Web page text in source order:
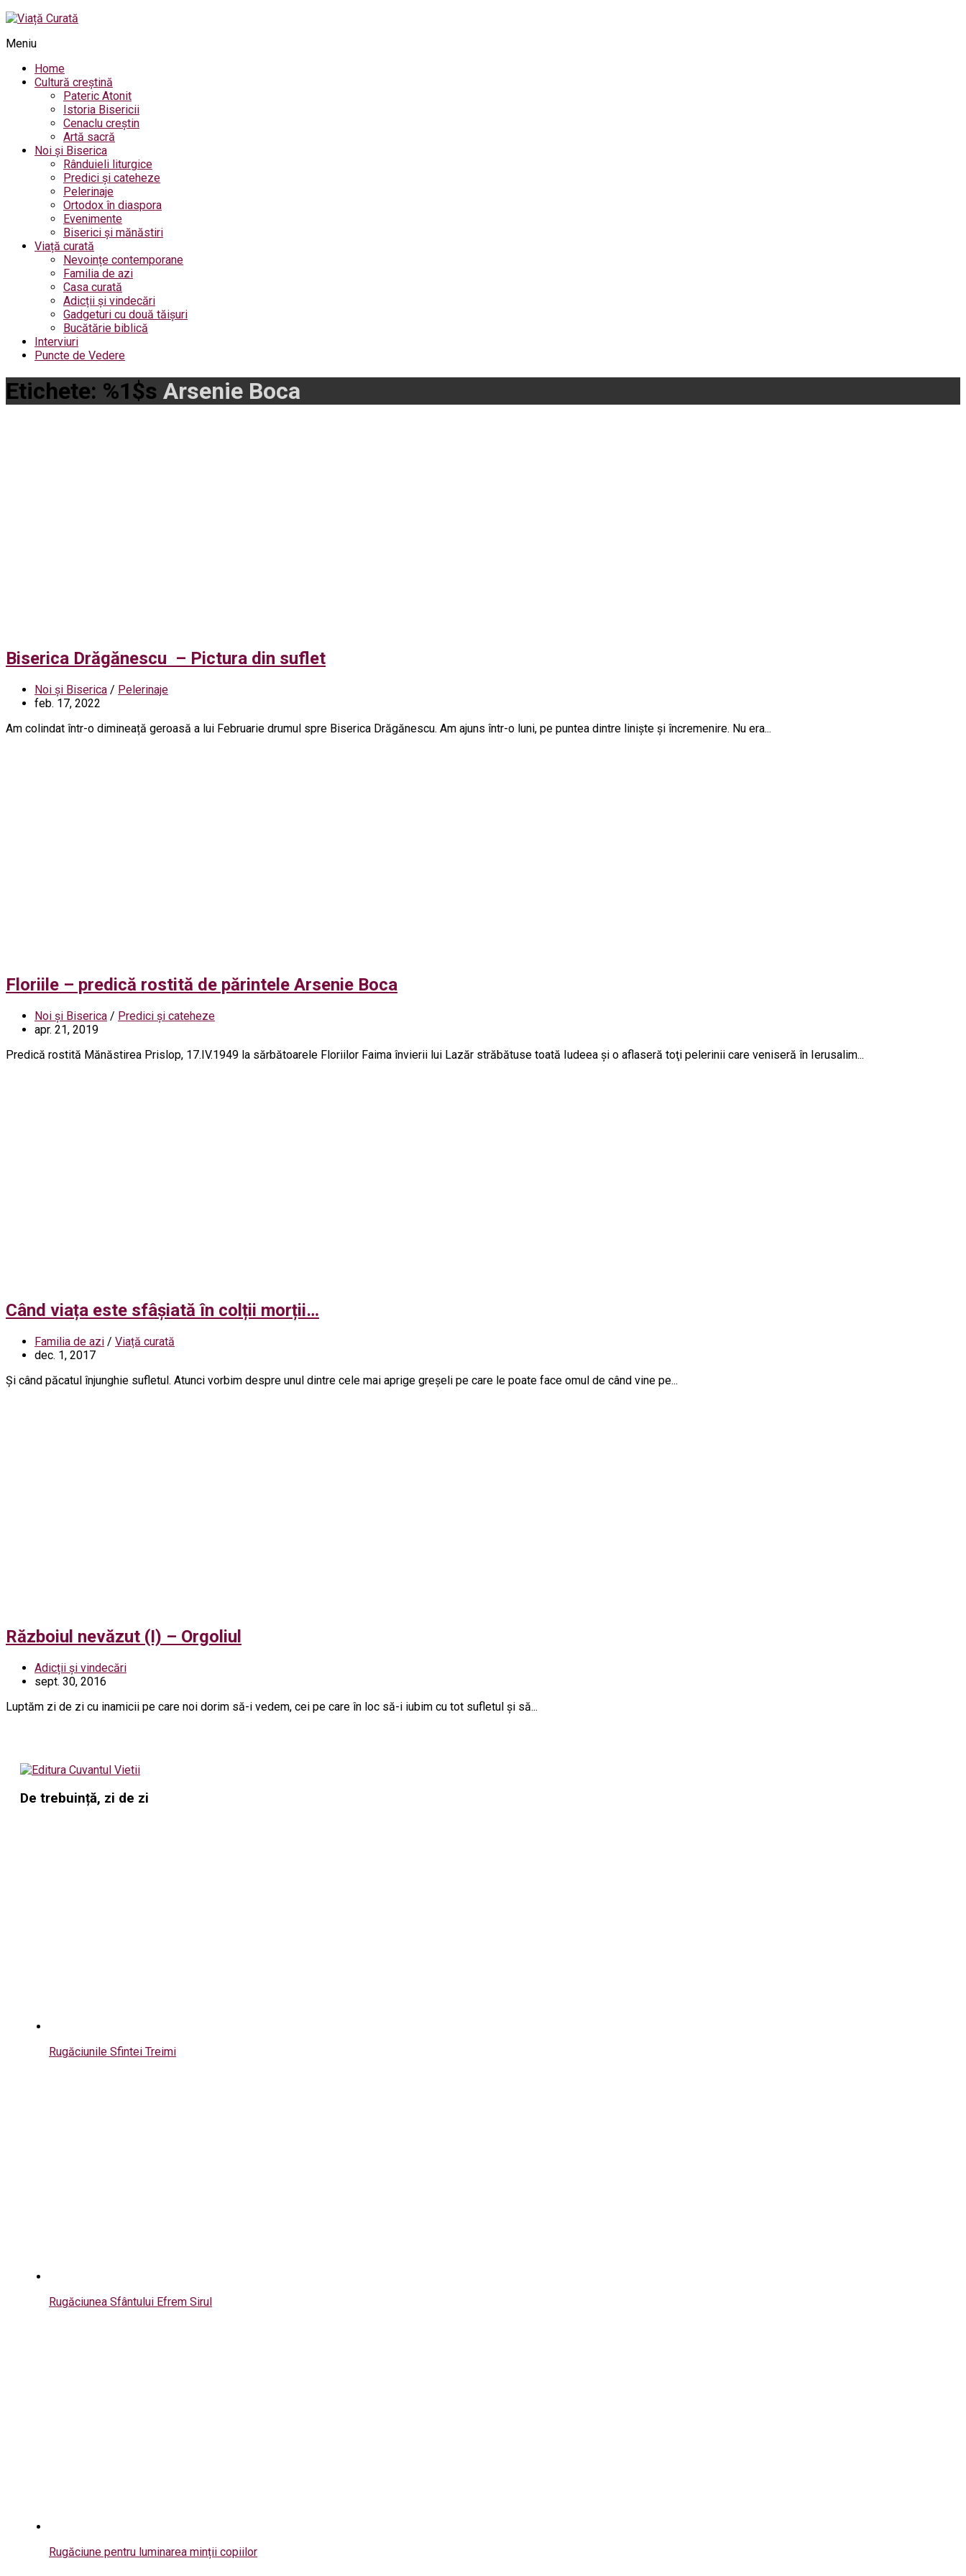
Meniu
Home
Cultură creștină
Pateric Atonit
Istoria Bisericii
Cenaclu creștin
Artă sacră
Noi și Biserica
Rânduieli liturgice
Predici și cateheze
Pelerinaje
Ortodox în diaspora
Evenimente
Biserici și mănăstiri
Viață curată
Nevoințe contemporane
Familia de azi
Casa curată
Adicții și vindecări
Gadgeturi cu două tăișuri
Bucătărie biblică
Interviuri
Puncte de Vedere
Etichete: %1$s Arsenie Boca
Biserica Drăgănescu – Pictura din suflet
Noi și Biserica / Pelerinaje
feb. 17, 2022
Am colindat într-o dimineață geroasă a lui Februarie drumul spre Biserica Drăgănescu. Am ajuns într-o luni, pe puntea dintre liniște și încremenire. Nu era...
Floriile – predică rostită de părintele Arsenie Boca
Noi și Biserica / Predici și cateheze
apr. 21, 2019
Predică rostită Mănăstirea Prislop, 17.IV.1949 la sărbătoarele Floriilor Faima învierii lui Lazăr străbătuse toată Iudeea şi o aflaseră toţi pelerinii care veniseră în Ierusalim...
Când viața este sfâșiată în colții morții…
Familia de azi / Viață curată
dec. 1, 2017
Și când păcatul înjunghie sufletul. Atunci vorbim despre unul dintre cele mai aprige greșeli pe care le poate face omul de când vine pe...
Războiul nevăzut (I) – Orgoliul
Adicții și vindecări
sept. 30, 2016
Luptăm zi de zi cu inamicii pe care noi dorim să-i vedem, cei pe care în loc să-i iubim cu tot sufletul și să...
De trebuință, zi de zi
Rugăciunile Sfintei Treimi
Rugăciunea Sfântului Efrem Sirul
Rugăciune pentru luminarea minții copiilor